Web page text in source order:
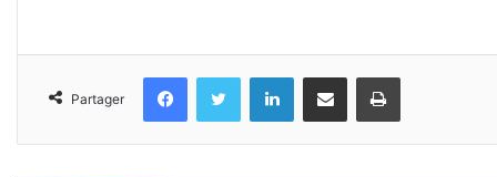
Partager
FacebookTwitter LinkedinPartager par email Imprimer